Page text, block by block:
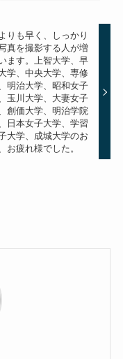
りも早く、しっかり
真を撮影する人が増
ます。上智大学、早
学、中央大学、専修
明治大学、昭和女子
玉川大学、大妻女子
創価大学、明治学院
日本女子大学、学習
大学、成城大学のお
お疲れ様でした。